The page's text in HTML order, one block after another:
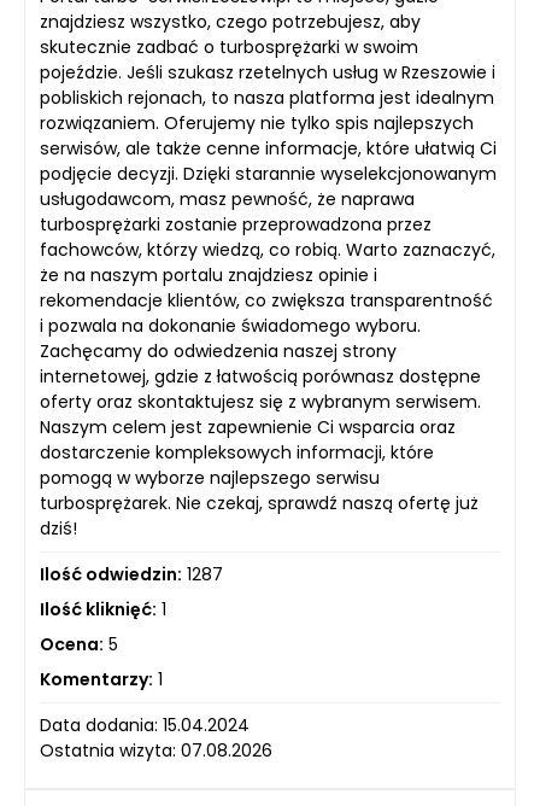
znajdziesz wszystko, czego potrzebujesz, aby
skutecznie zadbać o turbosprężarki w swoim
pojeździe. Jeśli szukasz rzetelnych usług w Rzeszowie i
pobliskich rejonach, to nasza platforma jest idealnym
rozwiązaniem. Oferujemy nie tylko spis najlepszych
serwisów, ale także cenne informacje, które ułatwią Ci
podjęcie decyzji. Dzięki starannie wyselekcjonowanym
usługodawcom, masz pewność, że naprawa
turbosprężarki zostanie przeprowadzona przez
fachowców, którzy wiedzą, co robią. Warto zaznaczyć,
że na naszym portalu znajdziesz opinie i
rekomendacje klientów, co zwiększa transparentność
i pozwala na dokonanie świadomego wyboru.
Zachęcamy do odwiedzenia naszej strony
internetowej, gdzie z łatwością porównasz dostępne
oferty oraz skontaktujesz się z wybranym serwisem.
Naszym celem jest zapewnienie Ci wsparcia oraz
dostarczenie kompleksowych informacji, które
pomogą w wyborze najlepszego serwisu
turbosprężarek. Nie czekaj, sprawdź naszą ofertę już
dziś!
Ilość odwiedzin: 1287
Ilość kliknięć: 1
Ocena: 5
Komentarzy: 1
Data dodania: 15.04.2024
Ostatnia wizyta: 07.08.2026